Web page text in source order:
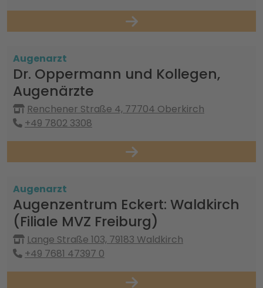
Augenarzt
Dr. Oppermann und Kollegen,
Augenärzte
Renchener Straße 4, 77704 Oberkirch
+49 7802 3308
Augenarzt
Augenzentrum Eckert: Waldkirch
(Filiale MVZ Freiburg)
Lange Straße 103, 79183 Waldkirch
+49 7681 47397 0